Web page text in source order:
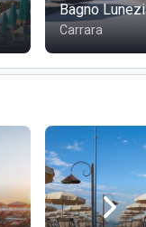
Bagno
Carrara